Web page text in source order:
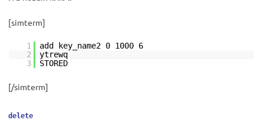
[simterm]
1
add key_name2 0 1000 6
2
ytrewq
3
STORED
[/simterm]
delete